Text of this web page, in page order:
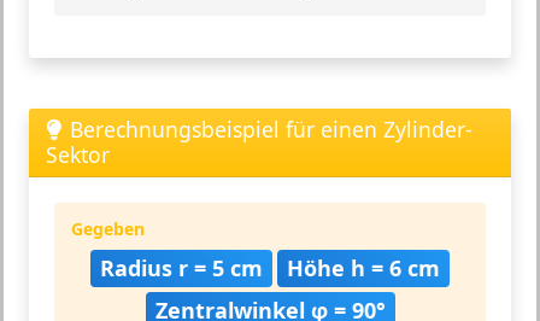
Berechnungsbeispiel für einen Zylinder-
Sektor
Gegeben
Radius r = 5 cm
Höhe h = 6 cm
Zentralwinkel φ = 90°